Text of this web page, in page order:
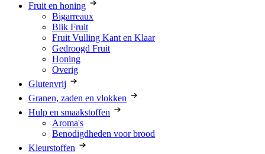
Fruit en honing
Bigarreaux
Blik Fruit
Fruit Vulling Kant en Klaar
Gedroogd Fruit
Honing
Overig
Glutenvrij
Granen, zaden en vlokken
Hulp en smaakstoffen
Aroma's
Benodigdheden voor brood
Kleurstoffen